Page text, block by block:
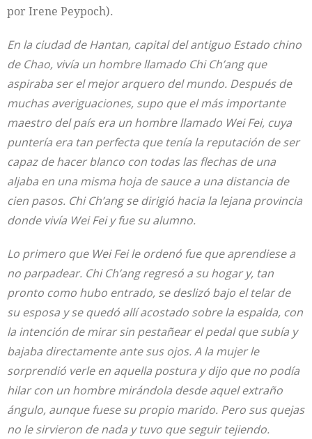
por Irene Peypoch).
En la ciudad de Hantan, capital del antiguo Estado chino
de Chao, vivía un hombre llamado Chi Ch’ang que
aspiraba ser el mejor arquero del mundo. Después de
muchas averiguaciones, supo que el más importante
maestro del país era un hombre llamado Wei Fei, cuya
puntería era tan perfecta que tenía la reputación de ser
capaz de hacer blanco con todas las flechas de una
aljaba en una misma hoja de sauce a una distancia de
cien pasos. Chi Ch’ang se dirigió hacia la lejana provincia
donde vivía Wei Fei y fue su alumno.
Lo primero que Wei Fei le ordenó fue que aprendiese a
no parpadear. Chi Ch’ang regresó a su hogar y, tan
pronto como hubo entrado, se deslizó bajo el telar de
su esposa y se quedó allí acostado sobre la espalda, con
la intención de mirar sin pestañear el pedal que subía y
bajaba directamente ante sus ojos. A la mujer le
sorprendió verle en aquella postura y dijo que no podía
hilar con un hombre mirándola desde aquel extraño
ángulo, aunque fuese su propio marido. Pero sus quejas
no le sirvieron de nada y tuvo que seguir tejiendo.